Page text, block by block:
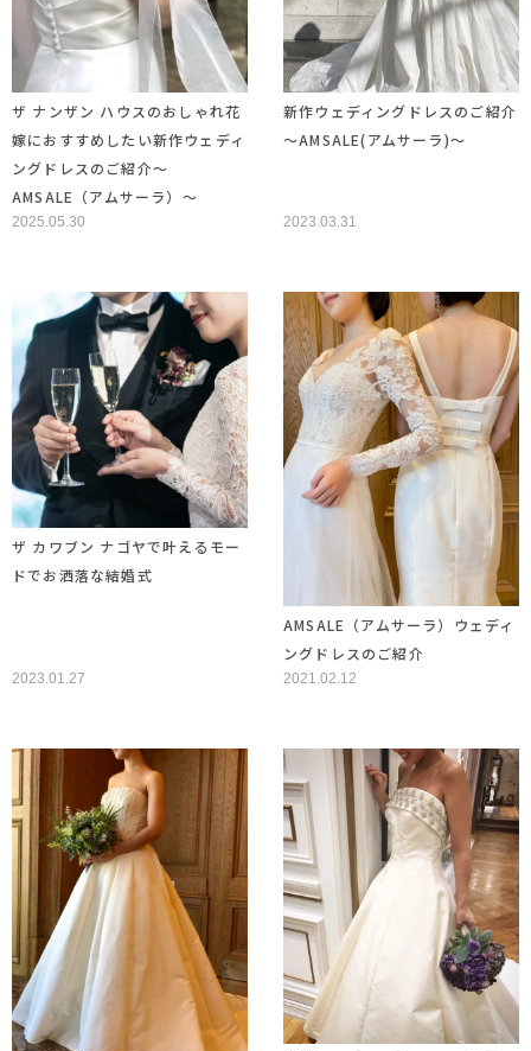
ザ ナンザン ハウスのおしゃれ花
嫁におすすめしたい新作ウェディ
ングドレスのご紹介〜
AMSALE（アムサーラ）〜
2025.05.30
新作ウェディングドレスのご紹介
～AMSALE(アムサーラ)～
2023.03.31
ザ カワブン ナゴヤで叶えるモー
ドでお洒落な結婚式
2023.01.27
AMSALE（アムサーラ）ウェディ
ングドレスのご紹介
2021.02.12